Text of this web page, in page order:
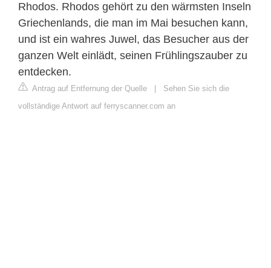
Rhodos. Rhodos gehört zu den wärmsten Inseln
Griechenlands, die man im Mai besuchen kann,
und ist ein wahres Juwel, das Besucher aus der
ganzen Welt einlädt, seinen Frühlingszauber zu
entdecken.
Antrag auf Entfernung der Quelle | Sehen Sie sich die
vollständige Antwort auf ferryscanner.com an